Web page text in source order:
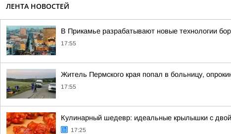
ЛЕНТА НОВОСТЕЙ
В Прикамье разрабатывают новые технологии
17:55
Житель Пермского края попал в больницу,
17:55
Кулинарный шедевр: идеальные крылышки с
17:25